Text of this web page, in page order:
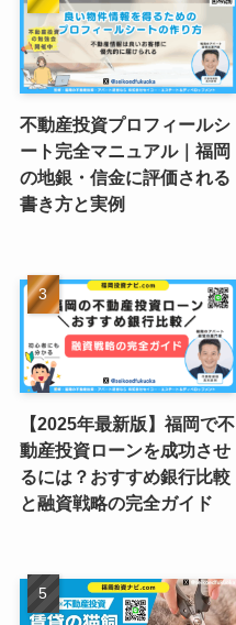
不動産投資プロフィールシ
ート完全マニュアル｜福岡
の地銀・信金に評価される
書き方と実例
【2025年最新版】福岡で不
動産投資ローンを成功させ
るには？おすすめ銀行比較
と融資戦略の完全ガイド